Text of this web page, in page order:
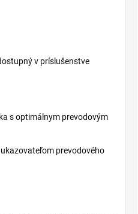
v príslušenstve
s optimálnym prevodovým
prevodového